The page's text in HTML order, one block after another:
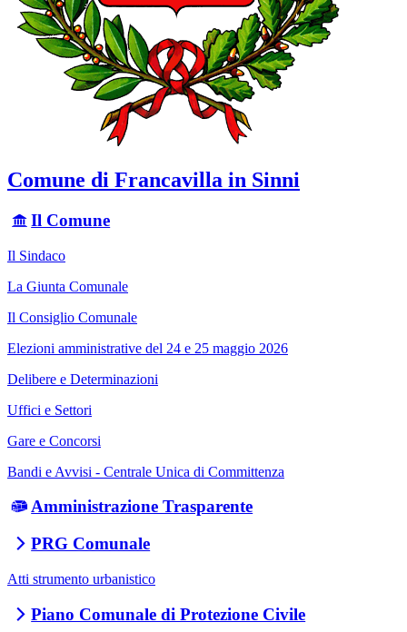
Comune di Francavilla in Sinni
Il Comune
Il Sindaco
La Giunta Comunale
Il Consiglio Comunale
Elezioni amministrative del 24 e 25 maggio 2026
Delibere e Determinazioni
Uffici e Settori
Gare e Concorsi
Bandi e Avvisi - Centrale Unica di Committenza
Amministrazione Trasparente
PRG Comunale
Atti strumento urbanistico
Piano Comunale di Protezione Civile